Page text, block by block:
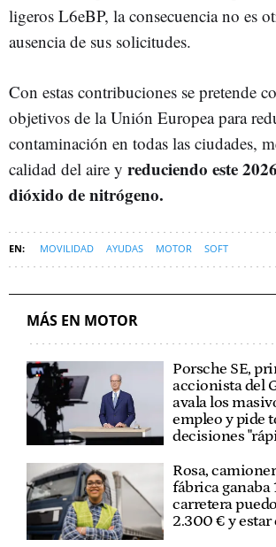
ligeros L6eBP, la consecuencia no es
ausencia de sus solicitudes.
Con estas contribuciones se pretende
objetivos de la Unión Europea para
contaminación en todas las ciudades,
calidad del aire y reduciendo este
dióxido de nitrógeno.
MOVILIDAD AYUDAS MOTOR SOFT
MÁS EN MOTOR
Porsche SE,
accionista del
avala los
empleo y pide
decisiones
Rosa,
fábrica ganaba
carretera
2.300 € y